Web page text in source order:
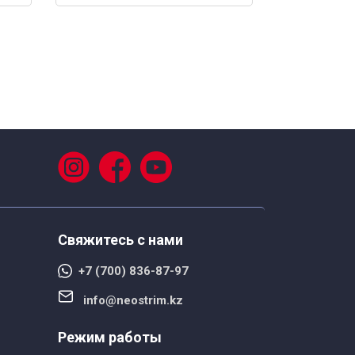
Свяжитесь с нами
+7 (700) 836-87-97
info@neostrim.kz
Режим работы